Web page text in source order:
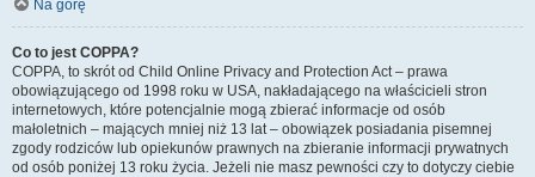
Na górę
Co to jest COPPA?
COPPA, to skrót od Child Online Privacy and Protection Act – prawa
obowiązującego od 1998 roku w USA, nakładającego na właścicieli stron
internetowych, które potencjalnie mogą zbierać informacje od osób
małoletnich – mających mniej niż 13 lat – obowiązek posiadania pisemnej
zgody rodziców lub opiekunów prawnych na zbieranie informacji prywatnych
od osób poniżej 13 roku życia. Jeżeli nie masz pewności czy to dotyczy ciebie